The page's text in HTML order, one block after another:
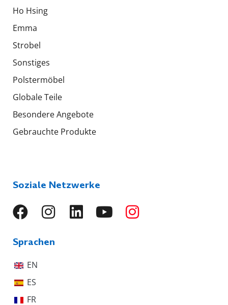
Ho Hsing
Emma
Strobel
Sonstiges
Polstermöbel
Globale Teile
Besondere Angebote
Gebrauchte Produkte
Soziale Netzwerke
Sprachen
EN
ES
FR